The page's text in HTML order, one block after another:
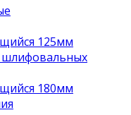
125мм
шлифовальных
180мм